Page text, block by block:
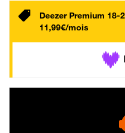
Deezer Premium 18-
11,99€/mois